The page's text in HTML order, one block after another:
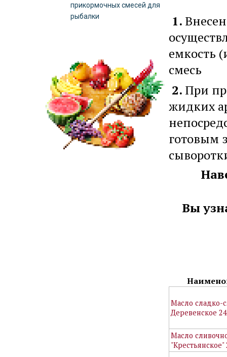
прикормочных смесей для
рыбалки
1.
емкость
смесь
2. При
жидких
готовым
Вы
Масло сладко-
Деревенское
Масло
"Крестьянское"